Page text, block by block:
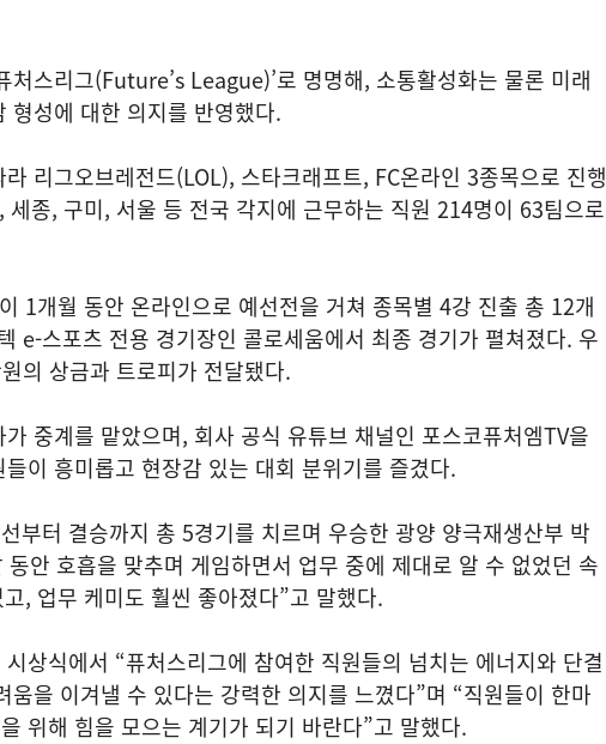
처스리그(Future’s League)’로 명명해, 소통활성화는 물론 미래
형성에 대한 의지를 반영했다.
리그오브레전드(LOL), 스타크래프트, FC온라인 3종목으로 진행
종, 구미, 서울 등 전국 각지에 근무하는 직원 214명이 63팀으로
1개월 동안 온라인으로 예선전을 거쳐 종목별 4강 진출 총 12개
e-스포츠 전용 경기장인 콜로세움에서 최종 경기가 펼쳐졌다. 우
의 상금과 트로피가 전달됐다.
중계를 맡았으며, 회사 공식 유튜브 채널인 포스코퓨처엠TV을
이 흥미롭고 현장감 있는 대회 분위기를 즐겼다.
부터 결승까지 총 5경기를 치르며 우승한 광양 양극재생산부 박
안 호흡을 맞추며 게임하면서 업무 중에 제대로 알 수 없었던 속
, 업무 케미도 훨씬 좋아졌다”고 말했다.
상식에서 “퓨처스리그에 참여한 직원들의 넘치는 에너지와 단결
움을 이겨낼 수 있다는 강력한 의지를 느꼈다”며 “직원들이 한마
위해 힘을 모으는 계기가 되기 바란다”고 말했다.